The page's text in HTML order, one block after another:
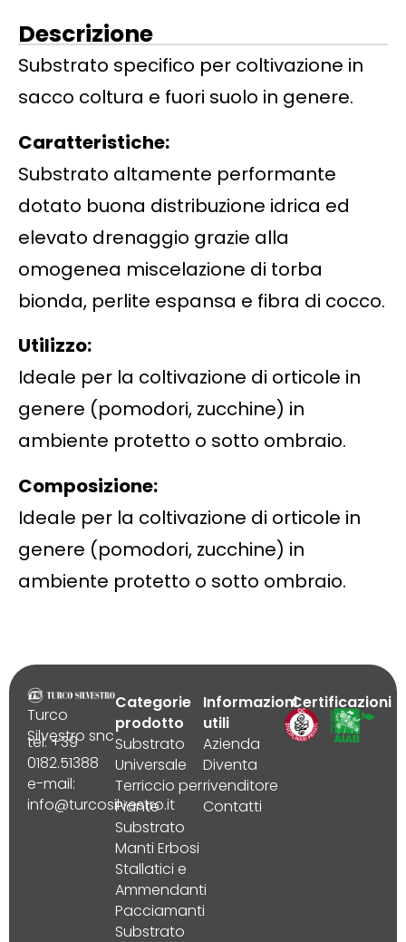
Descrizione
Substrato specifico per coltivazione in
sacco coltura e fuori suolo in genere.
Caratteristiche:
Substrato altamente performante
dotato buona distribuzione idrica ed
elevato drenaggio grazie alla
omogenea miscelazione di torba
bionda, perlite espansa e fibra di cocco.
Utilizzo:
Ideale per la coltivazione di orticole in
genere (pomodori, zucchine) in
ambiente protetto o sotto ombraio.
Composizione:
Ideale per la coltivazione di orticole in
genere (pomodori, zucchine) in
ambiente protetto o sotto ombraio.
Turco
Silvestro snc
tel. +39
0182.51388
e-mail:
info@turcosilvestro.it
Categorie
prodotto
Substrato
Universale
Terriccio per
Piante
Substrato
Manti Erbosi
Stallatici e
Ammendanti
Pacciamanti
Substrato
Informazioni
utili
Azienda
Diventa
rivenditore
Contatti
Certificazioni